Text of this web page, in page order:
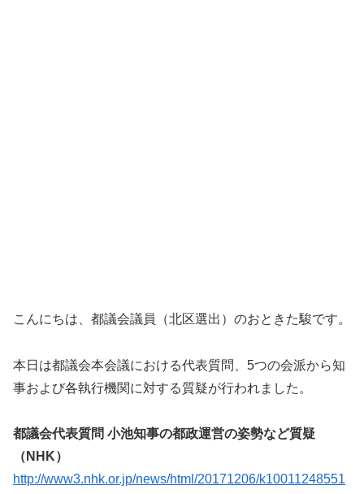
こんにちは、都議会議員（北区選出）のおときた駿です。
本日は都議会本会議における代表質問、5つの会派から知
事および各執行機関に対する質疑が行われました。
都議会代表質問 小池知事の都政運営の姿勢など質疑
（NHK）
http://www3.nhk.or.jp/news/html/20171206/k10011248551